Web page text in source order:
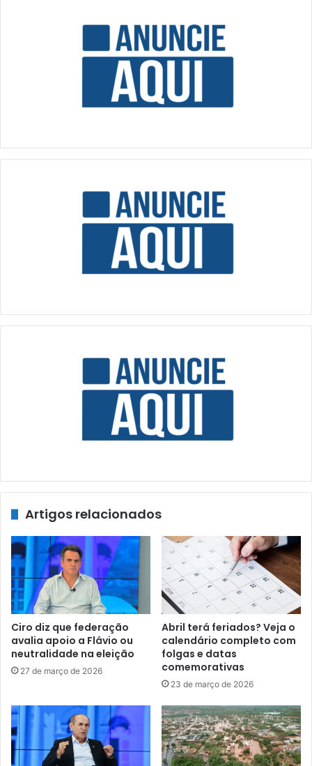
Artigos relacionados
Ciro diz que federação
avalia apoio a Flávio ou
neutralidade na eleição
27 de março de 2026
Abril terá feriados? Veja o
calendário completo com
folgas e datas
comemorativas
23 de março de 2026